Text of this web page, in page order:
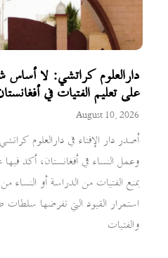
دارالعلوم كراتشي: لا
على تعليم الفتيات في
August 10, 2026
أصدر دار الإفتاء في دارالعلوم
وعمل النساء في أفغانستان، أكد
يمنع الفتيات من الدراسة أو
استمرار القيود التي تفرضها سلطات
والفتيات